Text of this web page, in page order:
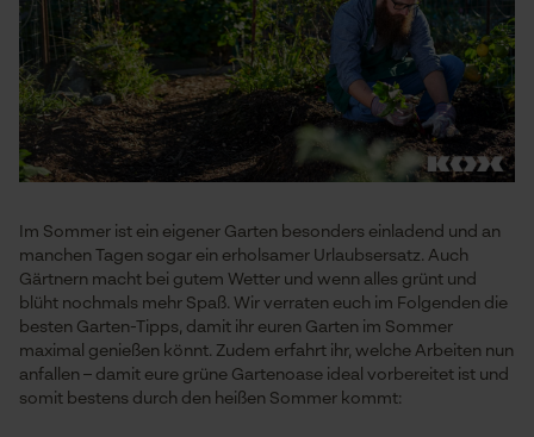
Im Sommer ist ein eigener Garten besonders einladend und an
manchen Tagen sogar ein erholsamer Urlaubsersatz. Auch
Gärtnern macht bei gutem Wetter und wenn alles grünt und
blüht nochmals mehr Spaß. Wir verraten euch im Folgenden die
besten Garten-Tipps, damit ihr euren Garten im Sommer
maximal genießen könnt. Zudem erfahrt ihr, welche Arbeiten nun
anfallen – damit eure grüne Gartenoase ideal vorbereitet ist und
somit bestens durch den heißen Sommer kommt: